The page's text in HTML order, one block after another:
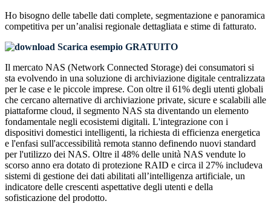
Ho bisogno delle tabelle dati complete, segmentazione e panoramica
competitiva per un’analisi regionale dettagliata e stime di fatturato.
Scarica esempio GRATUITO
Il mercato NAS (Network Connected Storage) dei consumatori si
sta evolvendo in una soluzione di archiviazione digitale centralizzata
per le case e le piccole imprese. Con oltre il 61% degli utenti globali
che cercano alternative di archiviazione private, sicure e scalabili alle
piattaforme cloud, il segmento NAS sta diventando un elemento
fondamentale negli ecosistemi digitali. L'integrazione con i
dispositivi domestici intelligenti, la richiesta di efficienza energetica
e l'enfasi sull'accessibilità remota stanno definendo nuovi standard
per l'utilizzo dei NAS. Oltre il 48% delle unità NAS vendute lo
scorso anno era dotato di protezione RAID e circa il 27% includeva
sistemi di gestione dei dati abilitati all’intelligenza artificiale, un
indicatore delle crescenti aspettative degli utenti e della
sofisticazione del prodotto.